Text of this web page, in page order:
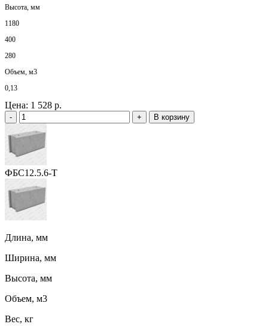
Высота, мм
1180
400
280
Объем, м3
0,13
Цена: 1 528 р.
- + В корзину
ФБС12.5.6-Т
Длина, мм
Ширина, мм
Высота, мм
Объем, м3
Вес, кг